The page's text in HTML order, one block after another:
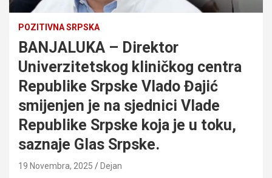
POZITIVNA SRPSKA
BANJALUKA – Direktor
Univerzitetskog kliničkog centra
Republike Srpske Vlado Đajić
smijenjen je na sjednici Vlade
Republike Srpske koja je u toku,
saznaje Glas Srpske.
19 Novembra, 2025 Dejan